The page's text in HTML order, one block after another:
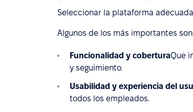
Seleccionar la plataforma
Algunos de los más importantes
Funcionalidad y coberturaQue
y seguimiento.
Usabilidad y experiencia del
todos los empleados.